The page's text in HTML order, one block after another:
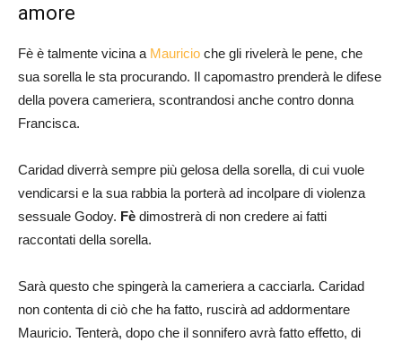
amore
Fè è talmente vicina a Mauricio che gli rivelerà le pene, che
sua sorella le sta procurando. Il capomastro prenderà le difese
della povera cameriera, scontrandosi anche contro donna
Francisca.
Caridad diverrà sempre più gelosa della sorella, di cui vuole
vendicarsi e la sua rabbia la porterà ad incolpare di violenza
sessuale Godoy. Fè dimostrerà di non credere ai fatti
raccontati della sorella.
Sarà questo che spingerà la cameriera a cacciarla. Caridad
non contenta di ciò che ha fatto, ruscirà ad addormentare
Mauricio. Tenterà, dopo che il sonnifero avrà fatto effetto, di